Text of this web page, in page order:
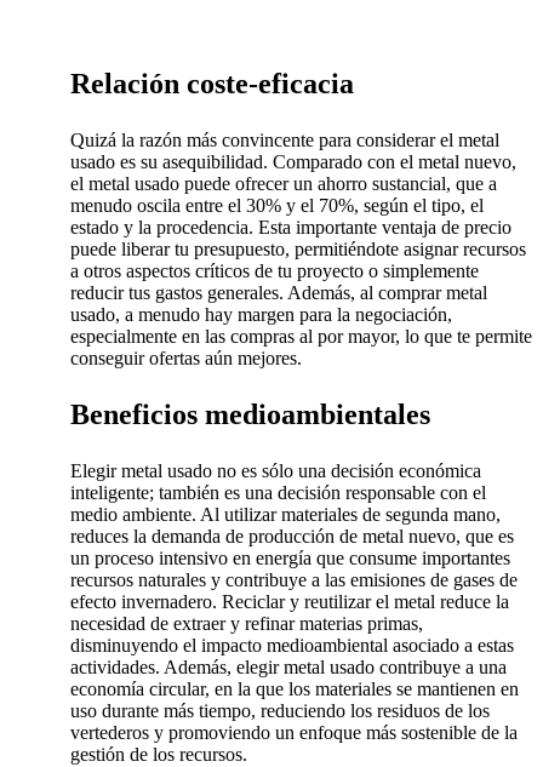
Relación coste-eficacia
Quizá la razón más convincente para considerar el metal
usado es su asequibilidad. Comparado con el metal nuevo,
el metal usado puede ofrecer un ahorro sustancial, que a
menudo oscila entre el 30% y el 70%, según el tipo, el
estado y la procedencia. Esta importante ventaja de precio
puede liberar tu presupuesto, permitiéndote asignar recursos
a otros aspectos críticos de tu proyecto o simplemente
reducir tus gastos generales. Además, al comprar metal
usado, a menudo hay margen para la negociación,
especialmente en las compras al por mayor, lo que te permite
conseguir ofertas aún mejores.
Beneficios medioambientales
Elegir metal usado no es sólo una decisión económica
inteligente; también es una decisión responsable con el
medio ambiente. Al utilizar materiales de segunda mano,
reduces la demanda de producción de metal nuevo, que es
un proceso intensivo en energía que consume importantes
recursos naturales y contribuye a las emisiones de gases de
efecto invernadero. Reciclar y reutilizar el metal reduce la
necesidad de extraer y refinar materias primas,
disminuyendo el impacto medioambiental asociado a estas
actividades. Además, elegir metal usado contribuye a una
economía circular, en la que los materiales se mantienen en
uso durante más tiempo, reduciendo los residuos de los
vertederos y promoviendo un enfoque más sostenible de la
gestión de los recursos.